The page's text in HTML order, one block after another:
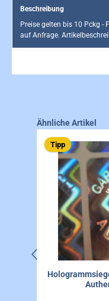
Beschreibung
Preise gelten bis 10 Pckg -
auf Anfrage.
Produktgalerie
Ähnliche Artikel
Tipp